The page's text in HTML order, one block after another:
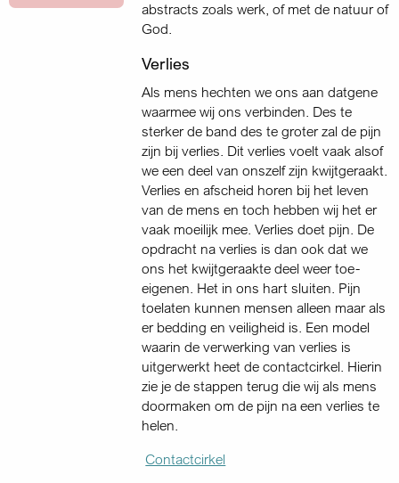
abstracts zoals werk, of met de natuur of
God.
Verlies
Als mens hechten we ons aan datgene
waarmee wij ons verbinden. Des te
sterker de band des te groter zal de pijn
zijn bij verlies. Dit verlies voelt vaak alsof
we een deel van onszelf zijn kwijtgeraakt.
Verlies en afscheid horen bij het leven
van de mens en toch hebben wij het er
vaak moeilijk mee. Verlies doet pijn. De
opdracht na verlies is dan ook dat we
ons het kwijtgeraakte deel weer toe-
eigenen. Het in ons hart sluiten. Pijn
toelaten kunnen mensen alleen maar als
er bedding en veiligheid is. Een model
waarin de verwerking van verlies is
uitgerwerkt heet de contactcirkel. Hierin
zie je de stappen terug die wij als mens
doormaken om de pijn na een verlies te
helen.
Contactcirkel